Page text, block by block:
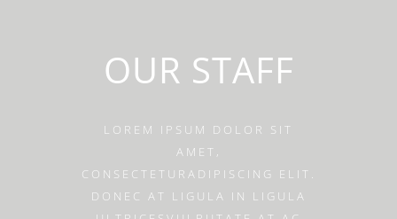
OUR STAFF
LOREM IPSUM DOLOR SIT
AMET,
CONSECTETURADIPISCING ELIT.
DONEC AT LIGULA IN LIGULA